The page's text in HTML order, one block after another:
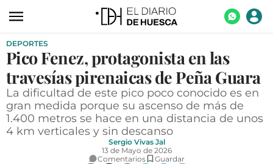
ACTUALIDAD
ECONOMÍA
TECNOLOGÍA
TURISMO
AGROALIMENTACIÓN
DEPORTES
Pico Fenez, protagonista en las
travesías pirenaicas de Peña Guara
La dificultad de este pico poco conocido es en
gran medida porque su ascenso de más de
1.400 metros se hace en una distancia de unos
4 km verticales y sin descanso
Sergio Vivas Jal
13 de Mayo de 2026
Comentarios
Guardar